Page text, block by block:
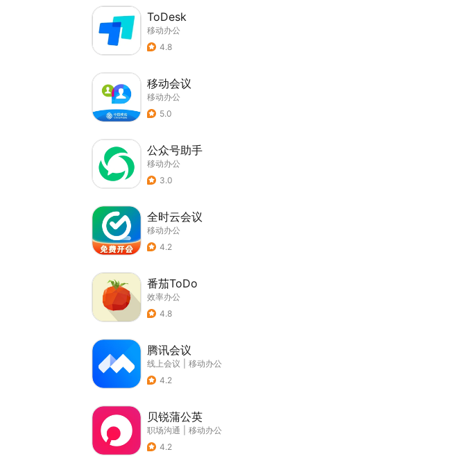
ToDesk
移动办公
4.8
移动会议
移动办公
5.0
公众号助手
移动办公
3.0
全时云会议
移动办公
4.2
番茄ToDo
效率办公
4.8
腾讯会议
线上会议
移动办公
4.2
贝锐蒲公英
职场沟通
移动办公
4.2